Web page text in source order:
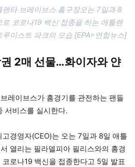
타 브레이브스 홈구장오는 7일과 8
코로나19 백신 접종을 하는 애틀랜
이스트 파크의 모습 [EPA=연합뉴스]
2매 선물…화이자와 얀
레이브스가 홈경기를 관전하는 팬들
서비스를 실시한다.
경영자(CEO)는 오는 7일과 8일 애틀
열리는 필라델피아 필리스와의 홈경
로나19 백신을 접종한다고 5일 발표